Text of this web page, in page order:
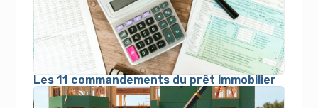
Les 11 commandements du prêt immobilier